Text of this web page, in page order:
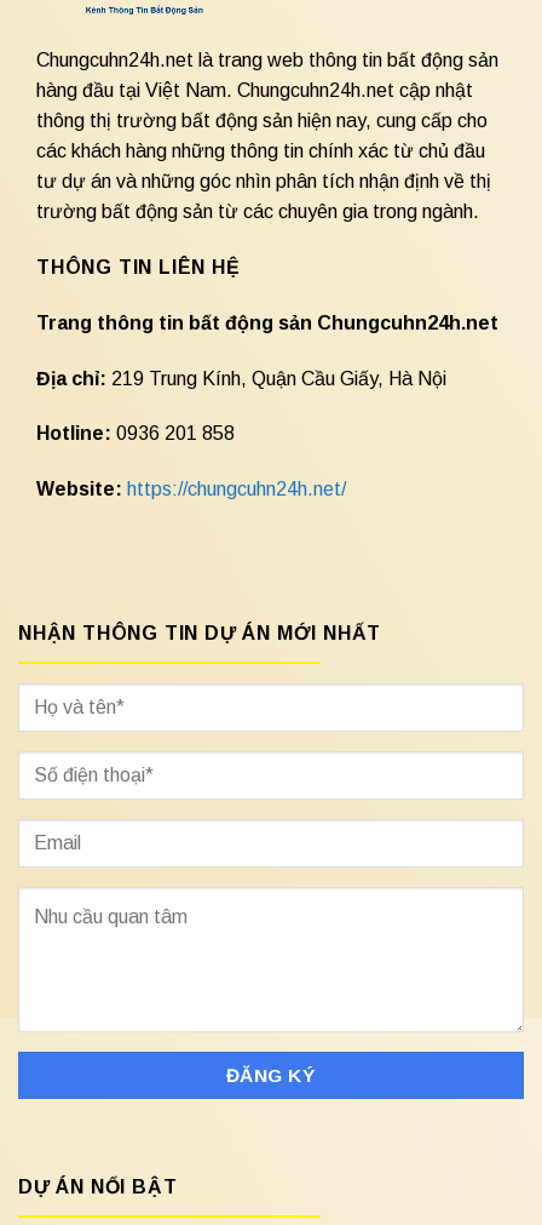
Chungcuhn24h.net là trang web thông tin bất động sản
hàng đầu tại Việt Nam. Chungcuhn24h.net cập nhật
thông thị trường bất động sản hiện nay, cung cấp cho
các khách hàng những thông tin chính xác từ chủ đầu
tư dự án và những góc nhìn phân tích nhận định về thị
trường bất động sản từ các chuyên gia trong ngành.
THÔNG TIN LIÊN HỆ
Trang thông tin bất động sản Chungcuhn24h.net
Địa chỉ: 219 Trung Kính, Quận Cầu Giấy, Hà Nội
Hotline: 0936 201 858
Website: https://chungcuhn24h.net/
NHẬN THÔNG TIN DỰ ÁN MỚI NHẤT
DỰ ÁN NỔI BẬT